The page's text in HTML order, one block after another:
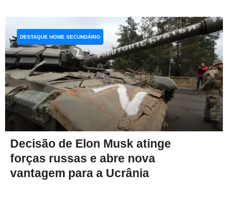
Decisão de Elon Musk atinge
forças russas e abre nova
vantagem para a Ucrânia
DESTAQUE HOME SECUNDÁRIO